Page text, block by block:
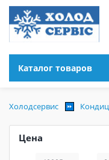
Каталог товаров
Холодсервис
Цена